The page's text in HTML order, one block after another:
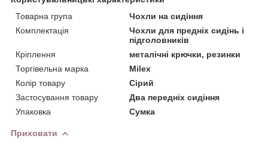
Товарна група
Чохли на сидіння
Комплектація
Чохли для предніх сидінь і
підголовників
Кріплення
металічні крючки, резинки
Торгівельна марка
Milex
Колір товару
Сірий
Застосування товару
Два передніх сидіння
Упаковка
Сумка
Приховати